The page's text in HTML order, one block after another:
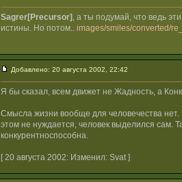
Sagrer[Precursor] , а ты подумай, что ведь
истины. Но потом.. images/smiles/converted/
Добавлено: 20 августа 2002, 22:42
Я бы сказал, всем движет не Жадность, а
Смысла жизни вообще для человечества нет.
этом не нуждается, человек выделился сам.
конкурентноспособна.
[ 20 августа 2002: Изменил: Svat ]